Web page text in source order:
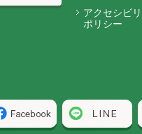
アクセシビ
ポリシー